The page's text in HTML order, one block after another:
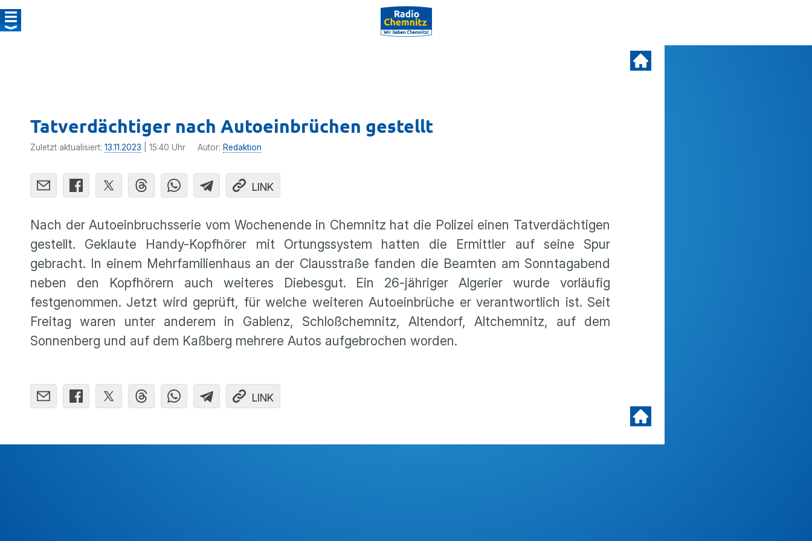
Tatverdächtiger nach Autoeinbrüchen gestellt
Zuletzt aktualisiert: 13.11.2023 | 15:40 Uhr Autor: Redaktion
LINK
Nach der Autoeinbruchsserie vom Wochenende in Chemnitz hat die Polizei einen Tatverdächtigen
gestellt. Geklaute Handy-Kopfhörer mit Ortungssystem hatten die Ermittler auf seine Spur
gebracht. In einem Mehrfamilienhaus an der Clausstraße fanden die Beamten am Sonntagabend
neben den Kopfhörern auch weiteres Diebesgut. Ein 26-jähriger Algerier wurde vorläufig
festgenommen. Jetzt wird geprüft, für welche weiteren Autoeinbrüche er verantwortlich ist. Seit
Freitag waren unter anderem in Gablenz, Schloßchemnitz, Altendorf, Altchemnitz, auf dem
Sonnenberg und auf dem Kaßberg mehrere Autos aufgebrochen worden.
LINK